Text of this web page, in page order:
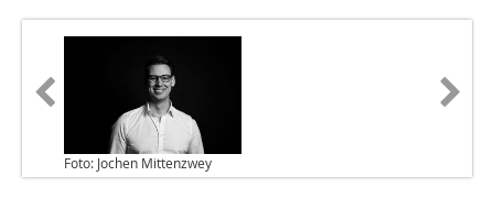
Foto: Jochen Mittenzwey